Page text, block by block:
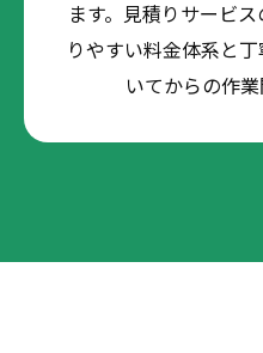
ます。見積りサービ
りやすい料金体系と
いてからの作業